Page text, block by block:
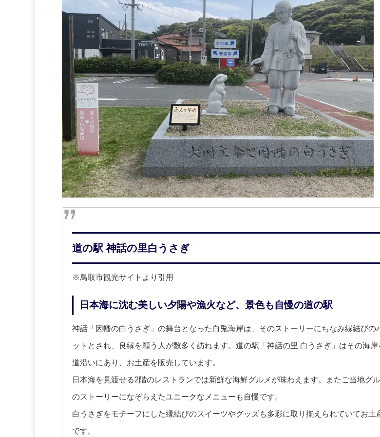
道の駅 神話の里白うさぎ
※鳥取市観光サイトより引用
日本海に沈む美しい夕陽や漁火など、景色も自慢の道の駅
神話「因幡の白うさぎ」の舞台となった白兎海岸は、そのストーリーにちなみ縁結びの
ットとされ、良縁を願う人が数多く訪れます。道の駅「神話の里 白うさぎ」はその海岸
道沿いにあり、お土産を販売しています。
日本海を見渡せる2階のレストランでは新鮮な海鮮グルメが味わえます。またご当地グ
のストーリーになぞらえたユニークなメニューも自慢です。
白うさぎをモチーフにした縁結びのスイーツやグッズも多彩に取り揃えられていてお土
です。